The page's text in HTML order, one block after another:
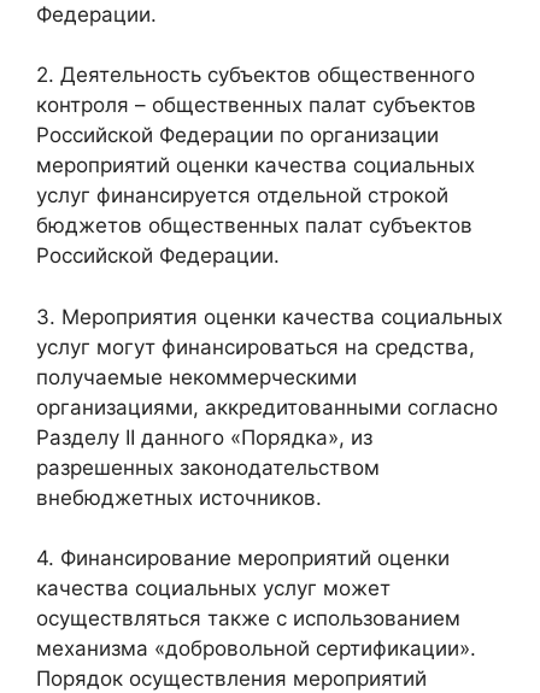
Федерации.
2. Деятельность субъектов общественного
контроля – общественных палат субъектов
Российской Федерации по организации
мероприятий оценки качества социальных
услуг финансируется отдельной строкой
бюджетов общественных палат субъектов
Российской Федерации.
3. Мероприятия оценки качества социальных
услуг могут финансироваться на средства,
получаемые некоммерческими
организациями, аккредитованными согласно
Разделу II данного «Порядка», из
разрешенных законодательством
внебюджетных источников.
4. Финансирование мероприятий оценки
качества социальных услуг может
осуществляться также с использованием
механизма «добровольной сертификации».
Порядок осуществления мероприятий